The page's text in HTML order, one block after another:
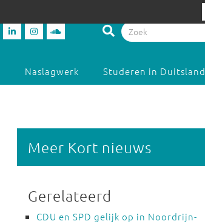
Naslagwerk Studeren in Duitsland
Meer Kort nieuws
Gerelateerd
CDU en SPD gelijk op in Noordrijn-